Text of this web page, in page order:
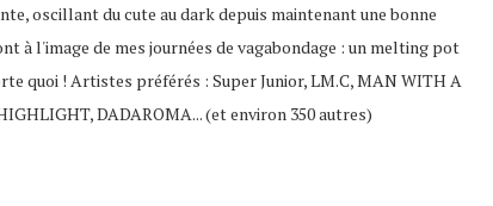
oscillant du cute au dark depuis maintenant une bonne
à l'image de mes journées de vagabondage : un melting pot
quoi ! Artistes préférés : Super Junior, LM.C, MAN WITH A
DADAROMA... (et environ 350 autres)